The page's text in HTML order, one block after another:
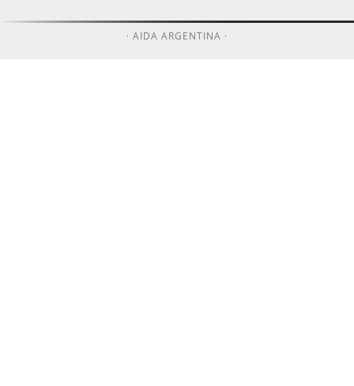
· AIDA ARGENTINA ·